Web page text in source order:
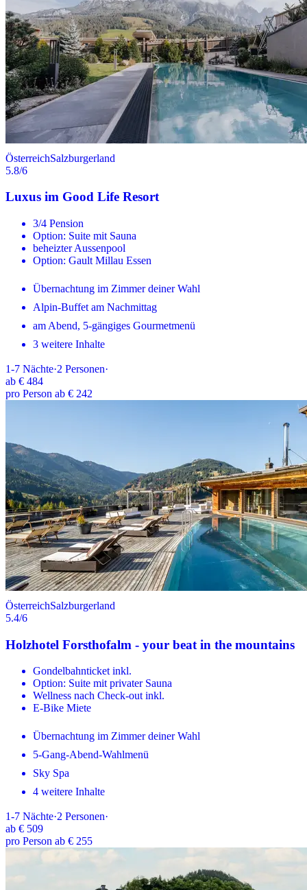
ÖsterreichSalzburgerland
5.8/6
Luxus im Good Life Resort
3/4 Pension
Option: Suite mit Sauna
beheizter Aussenpool
Option: Gault Millau Essen
Übernachtung im Zimmer deiner Wahl
Alpin-Buffet am Nachmittag
am Abend, 5-gängiges Gourmetmenü
3 weitere Inhalte
1-7 Nächte·2 Personen·
ab € 484
pro Person ab € 242
ÖsterreichSalzburgerland
5.4/6
Holzhotel Forsthofalm - your beat in the mountains
Gondelbahnticket inkl.
Option: Suite mit privater Sauna
Wellness nach Check-out inkl.
E-Bike Miete
Übernachtung im Zimmer deiner Wahl
5-Gang-Abend-Wahlmenü
Sky Spa
4 weitere Inhalte
1-7 Nächte·2 Personen·
ab € 509
pro Person ab € 255